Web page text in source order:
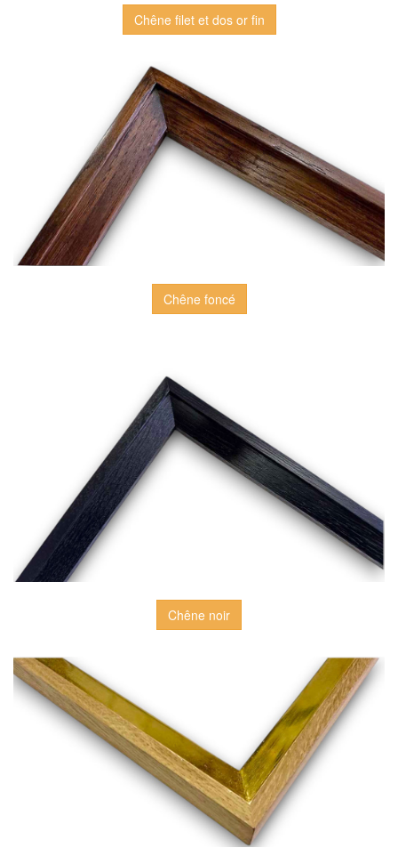
Chêne filet et dos or fin
Chêne foncé
Chêne noir